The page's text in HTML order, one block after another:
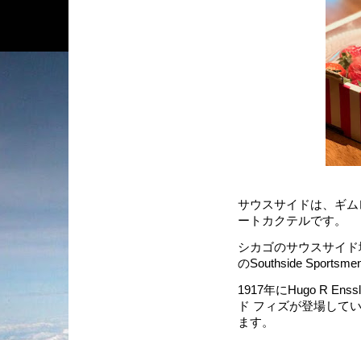
サウスサイドは、ギ
ートカクテルです。
シカゴのサウスサイ
のSouthside
1917年にHugo R
ド フィズが登場して
ます。